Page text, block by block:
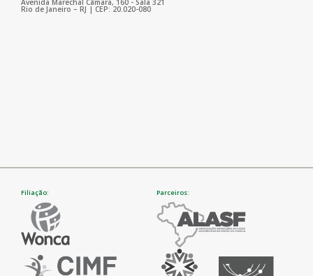
Avenida Marechal Câmara, 160 - Sala 321
Rio de Janeiro – RJ | CEP: 20.020-080
Filiação: Parceiros: